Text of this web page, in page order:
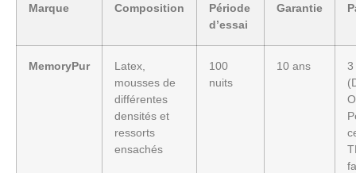
Marque Composition
Période
d’essai
Garantie
MemoryPur
Latex,
mousses de
différentes
densités et
ressorts
ensachés
100
nuits
10 ans
3